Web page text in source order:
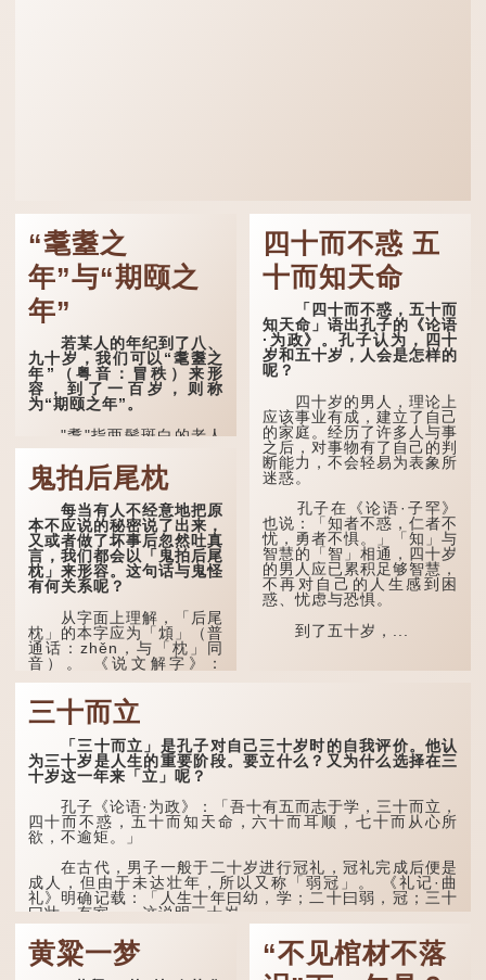
“耄耋之
年”与“期颐之
年”
若某人的年纪到了八、
九十岁，我们可以“耄耋之
年”（粤音：冒秩）来形
容，到了一百岁，则称
为“期颐之年”。
"耄"指两鬓斑白的老人
家，亦含有思想紊乱的意
思；"耋"更有跌倒的意思，
也是用来形容老人家的。
曹操《对酒歌》就曾写
道："耄耋皆得以寿终，恩
泽广及草木昆虫。"
到了一百岁呢？
颐"。 《礼记.曲礼
上》："百年曰期颐。"郑玄
注："期，犹要也；颐，养
也。不知衣服食味，孝子要
尽养...
鬼拍后尾枕
每当有人不经意地把原
本不应说的秘密说了出来，
又或者做了坏事后忽然吐真
言，我们都会以「鬼拍后尾
枕」来形容。这句话与鬼怪
有何关系呢？
从字面上理解，「后尾
枕」的本字应为「䪴」（普
通话：zhěn，与「枕」同
音）。 《说文解字》：
后部与枕头接触的地方。
民间流传有一种说法，
人会将一些不欲为人所知的
记忆藏于颈后之处。如果忽
然吐真言，就好像被不明东
西（如鬼魂）在后脑拍了一
下，藏在脑中的秘密便脱口
而出。
因此...
四十而不惑 五
十而知天命
「四十而不惑，五十而
知天命」语出孔子的《论语
·为政》。孔子认为，四十
岁和五十岁，人会是怎样的
呢？
四十岁的男人，理论上
应该事业有成，建立了自己
的家庭。经历了许多人与事
之后，对事物有了自己的判
断能力，不会轻易为表象所
迷惑。
孔子在《论语·子罕》
也说：「知者不惑，仁者不
忧，勇者不惧。」「知」与
智慧的「智」相通，四十岁
的男人应已累积足够智慧，
不再对自己的人生感到困
惑、忧虑与恐惧。
到了五十岁，...
三十而立
「三十而立」是孔子对自己三十岁时的自我评价。他认
为三十岁是人生的重要阶段。要立什么？又为什么选择在三
十岁这一年来「立」呢？
孔子《论语·为政》：「吾十有五而志于学，三十而立，
四十而不惑，五十而知天命，六十而耳顺，七十而从心所
欲，不逾矩。」
在古代，男子一般于二十岁进行冠礼，冠礼完成后便是
成人，但由于未达壮年，所以又称「弱冠」。 《礼记·曲
礼》明确记载：「人生十年曰幼，学；二十曰弱，冠；三十
曰壮，有室。」这说明三十岁...
黄粱一梦
“不见棺材不落